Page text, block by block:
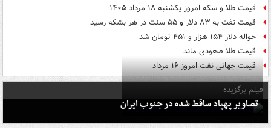
قیمت طلا و سکه امروز یکشنبه ۱۸ مرداد ۱۴۰۵
قیمت نفت به ۸۳ دلار و ۵۵ سنت در هر بشکه رسید
حواله دلار ۱۵۴ هزار و ۴۵۱ تومان شد
قیمت طلا صعودی ماند
قیمت جهانی نفت امروز ۱۶ مرداد
فیلم برگزیده
تصاویر پهپاد ساقط شده در جنوب ایران